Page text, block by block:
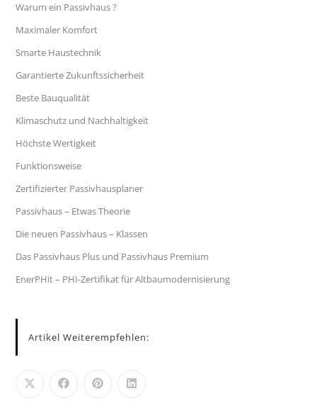
Warum ein Passivhaus ?
Maximaler Komfort
Smarte Haustechnik
Garantierte Zukunftssicherheit
Beste Bauqualität
Klimaschutz und Nachhaltigkeit
Höchste Wertigkeit
Funktionsweise
Zertifizierter Passivhausplaner
Passivhaus – Etwas Theorie
Die neuen Passivhaus – Klassen
Das Passivhaus Plus und Passivhaus Premium
EnerPHit – PHI-Zertifikat für Altbaumodernisierung
Artikel Weiterempfehlen: